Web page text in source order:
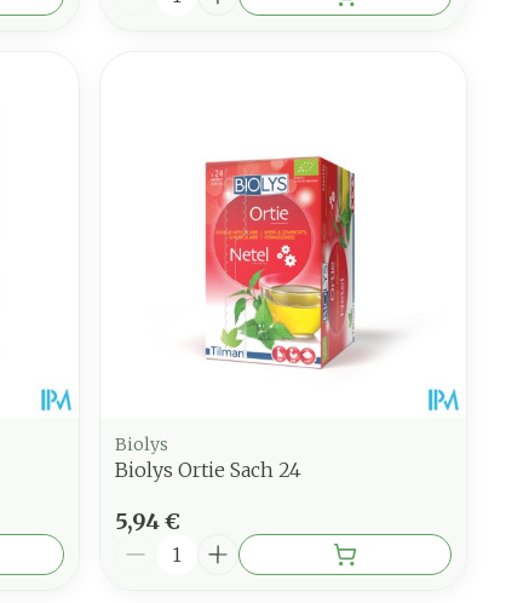
Biolys
Biolys Ortie Sach 24
5,94 €
Quantité